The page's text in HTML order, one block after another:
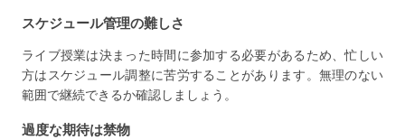
スケジュール管理の難しさ
ライブ授業は決まった時間に参加する必要があるため、忙しい
方はスケジュール調整に苦労することがあります。無理のない
範囲で継続できるか確認しましょう。
過度な期待は禁物